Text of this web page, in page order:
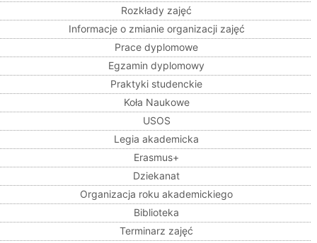
Rozkłady zajęć
Informacje o zmianie organizacji zajęć
Prace dyplomowe
Egzamin dyplomowy
Praktyki studenckie
Koła Naukowe
USOS
Legia akademicka
Erasmus+
Dziekanat
Organizacja roku akademickiego
Biblioteka
Terminarz zajęć